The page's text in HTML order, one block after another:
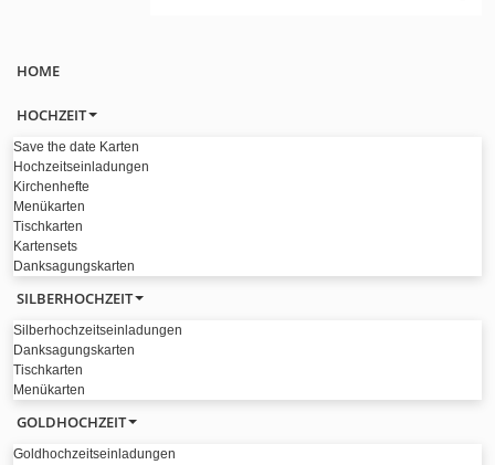
HOME
HOCHZEIT
Save the date Karten
Hochzeitseinladungen
Kirchenhefte
Menükarten
Tischkarten
Kartensets
Danksagungskarten
SILBERHOCHZEIT
Silberhochzeitseinladungen
Danksagungskarten
Tischkarten
Menükarten
GOLDHOCHZEIT
Goldhochzeitseinladungen